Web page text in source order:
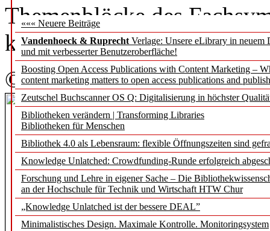
««« Neuere Beiträge
Vandenhoeck & Ruprecht Verlage: Unsere eLibrary in neuem
und mit verbesserter Benutzeroberfläche!
Boosting Open Access Publications with Content Marketing –
content marketing matters to open access publications and
Zeutschel Buchscanner OS Q: Digitalisierung in höchster
Bibliotheken verändern | Transforming Libraries
Bibliotheken für Menschen
Bibliothek 4.0 als Lebensraum: flexible Öffnungszeiten sind
Knowledge Unlatched: Crowdfunding-Runde erfolgreich
Forschung und Lehre in eigener Sache – Die
an der Hochschule für Technik und Wirtschaft HTW Chur
„Knowledge Unlatched ist der bessere DEAL”
Minimalistisches Design. Maximale Kontrolle. Monitoringsystem
Themenblöcke des
können.
©HdM/Christen 2014